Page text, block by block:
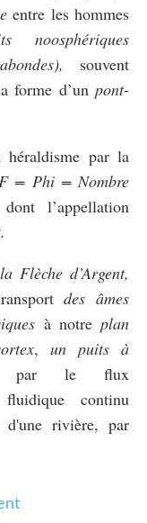
entre les hommes
noosphériques
souvent
forme d’un pont-
héraldisme par la
= Phi = Nombre
dont l’appellation
Flèche d’Argent,
des âmes
à notre plan
, un puits à
par le flux
continu
rivière, par